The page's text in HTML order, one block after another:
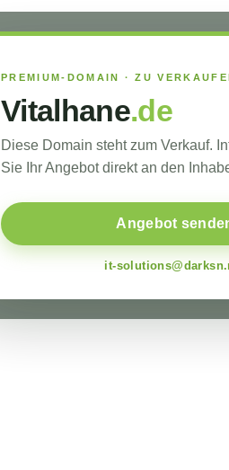
PREMIUM-DOMAIN · ZU
Vitalhane.de
Diese Domain steht zum Verkauf.
Sie Ihr Angebot direkt an den
Angebot
it-